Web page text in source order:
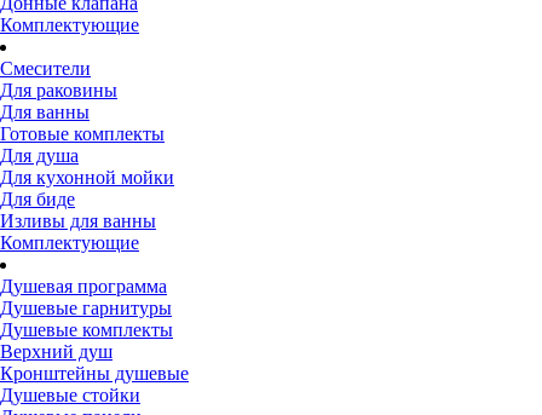
Комплектующие
Смесители
Для раковины
Для ванны
Готовые комплекты
Для душа
Для кухонной мойки
Для биде
Изливы для ванны
Комплектующие
Душевая программа
Душевые гарнитуры
Душевые комплекты
Верхний душ
Кронштейны душевые
Душевые стойки